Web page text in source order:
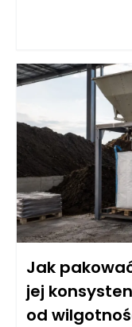
analiza, które
zainteresowaniem
aby sprostać
pakujące do ziemi
zaprogramowane,
produkty,
pakowania.
Jak
jej
od